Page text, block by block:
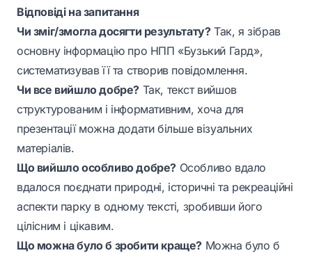
Відповіді на запитання
Чи зміг/змогла досягти результату?Так, я зібрав
основну інформацію про НПП «Бузький Гард»,
систематизував її та створив повідомлення.
Чи все вийшло добре? Так, текст вийшов
структурованим і інформативним, хоча для
презентації можна додати більше візуальних
матеріалів.
Що вийшло особливо добре? Особливо вдало
вдалося поєднати природні, історичні та рекреаційні
аспекти парку в одному тексті, зробивши його
цілісним і цікавим.
Що можна було б зробити краще? Можна було б